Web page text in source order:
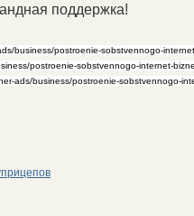
поддержка!